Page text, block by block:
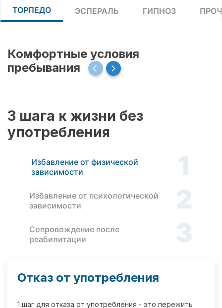
ТОРПЕДО ЭСПЕРАЛЬ ГИПНОЗ
Комфортные условия
пребывания
3 шага к жизни без
употребления
Избавление от физической
зависимости
1
Избавление от психологической
зависимости
2
Сопровождение после
реабилитации
3
Отказ от употребления
1 шаг для отказа от употребления - это пережить